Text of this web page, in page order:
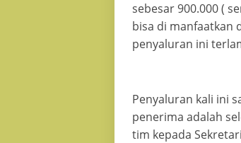
sebesar 900.000 (
bisa di manfaatkan
penyaluran ini
Penyaluran kali ini
penerima adalah
tim kepada